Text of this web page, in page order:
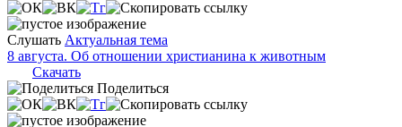
Слушать Актуальная тема
8 августа. Об отношении христианина к животным
Скачать
Поделиться